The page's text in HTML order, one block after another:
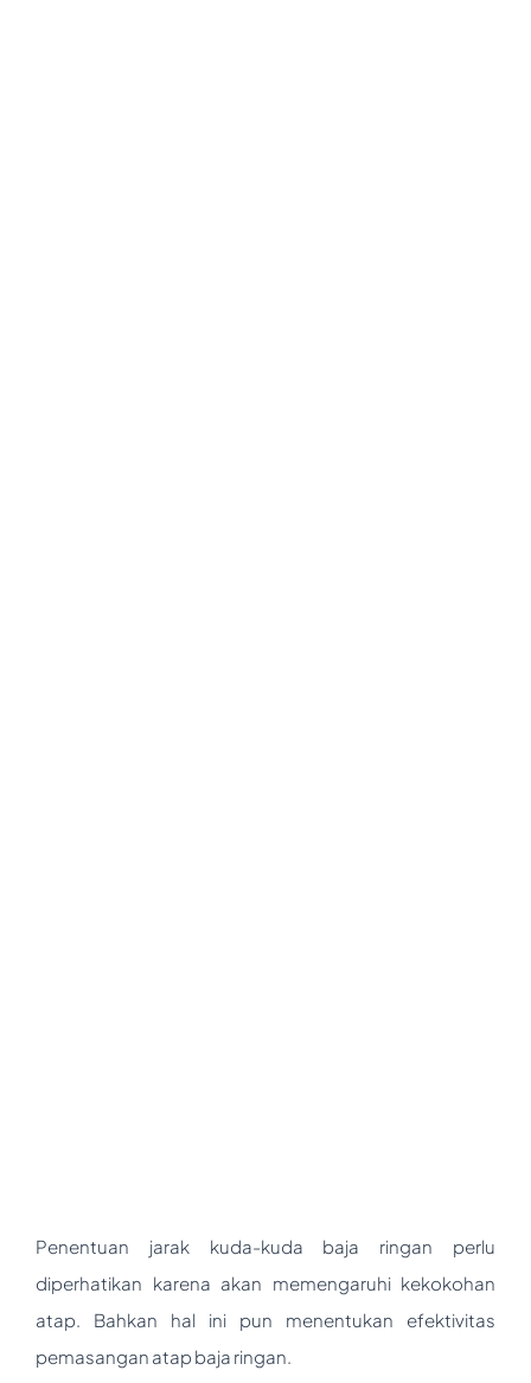
Penentuan jarak kuda-kuda baja ringan perlu
diperhatikan karena akan memengaruhi kekokohan
atap. Bahkan hal ini pun menentukan efektivitas
pemasangan atap baja ringan.